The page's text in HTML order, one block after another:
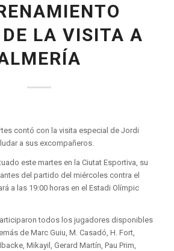
LA VISITA A
contó con la visita especial de Jordi
a sus excompañeros.
este martes en la Ciutat Esportiva, su
del partido del miércoles contra el
a las 19:00 horas en el Estadi Olímpic
todos los jugadores disponibles
de Marc Guiu, M. Casadó, H. Fort,
Mikayil, Gerard Martín, Pau Prim,